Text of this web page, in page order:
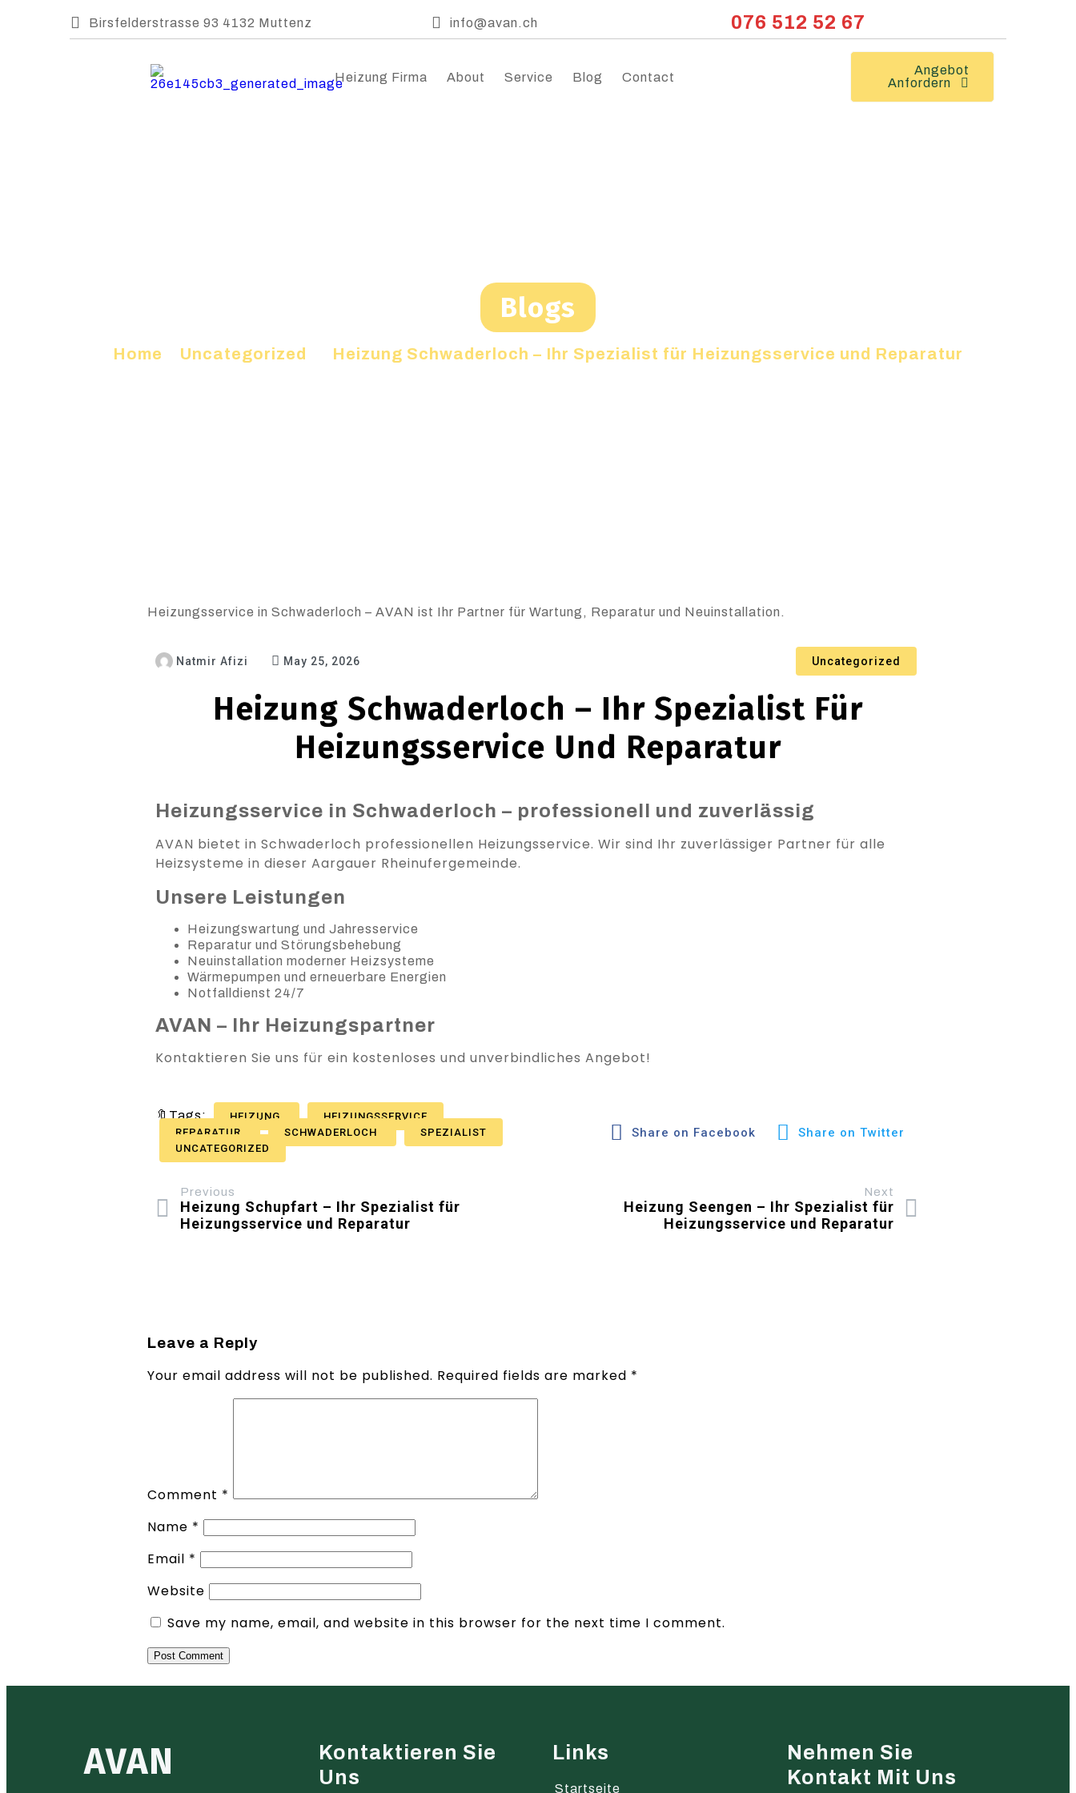
Birsfelderstrasse 93 4132 Muttenz info@avan.ch 076 512 52 67
Heizung Firma About Service Blog Contact
Angebot
Anfordern
Blogs
Home Uncategorized Heizung Schwaderloch – Ihr Spezialist für Heizungsservice und Reparatur
Heizungsservice in Schwaderloch – AVAN ist Ihr Partner für Wartung, Reparatur und Neuinstallation.
Natmir Afizi May 25, 2026 Uncategorized
Heizung Schwaderloch – Ihr Spezialist Für
Heizungsservice Und Reparatur
Heizungsservice in Schwaderloch – professionell und zuverlässig
AVAN bietet in Schwaderloch professionellen Heizungsservice. Wir sind Ihr zuverlässiger Partner für alle
Heizsysteme in dieser Aargauer Rheinufergemeinde.
Unsere Leistungen
Heizungswartung und Jahresservice
Reparatur und Störungsbehebung
Neuinstallation moderner Heizsysteme
Wärmepumpen und erneuerbare Energien
Notfalldienst 24/7
AVAN – Ihr Heizungspartner
Kontaktieren Sie uns für ein kostenloses und unverbindliches Angebot!
🔖Tags: HEIZUNG
HEIZUNGSSERVICE
REPARATUR
SCHWADERLOCH
SPEZIALIST
UNCATEGORIZED
Share on Facebook Share on Twitter
Previous
Heizung Schupfart – Ihr Spezialist für
Heizungsservice und Reparatur
Next
Heizung Seengen – Ihr Spezialist für
Heizungsservice und Reparatur
Leave a Reply
Your email address will not be published. Required fields are marked *
Comment *
Name *
Email *
Website
Save my name, email, and website in this browser for the next time I comment.
AVAN
Kontaktieren Sie
Uns
Links
Startseite
Nehmen Sie
Kontakt Mit Uns